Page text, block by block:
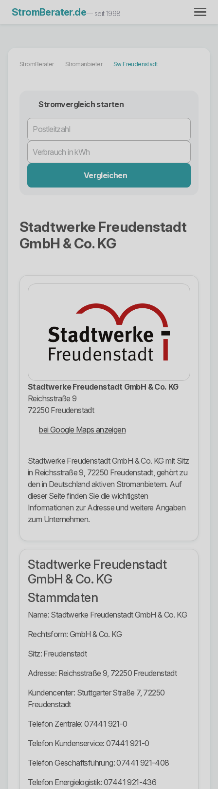
StromBerater.de— seit 1998
StromBerater Stromanbieter Sw Freudenstadt
Stromvergleich starten
Vergleichen
Stadtwerke Freudenstadt
GmbH & Co. KG
Stadtwerke Freudenstadt GmbH & Co. KG
Reichsstraße 9
72250 Freudenstadt
bei Google Maps anzeigen
Stadtwerke Freudenstadt GmbH & Co. KG mit Sitz
in Reichsstraße 9, 72250 Freudenstadt, gehört zu
den in Deutschland aktiven Stromanbietern. Auf
dieser Seite finden Sie die wichtigsten
Informationen zur Adresse und weitere Angaben
zum Unternehmen.
Stadtwerke Freudenstadt
GmbH & Co. KG
Stammdaten
Name: Stadtwerke Freudenstadt GmbH & Co. KG
Rechtsform: GmbH & Co. KG
Sitz: Freudenstadt
Adresse: Reichsstraße 9, 72250 Freudenstadt
Kundencenter: Stuttgarter Straße 7, 72250
Freudenstadt
Telefon Zentrale: 07441 921-0
Telefon Kundenservice: 07441 921-0
Telefon Geschäftsführung: 07441 921-408
Telefon Energielogistik: 07441 921-436